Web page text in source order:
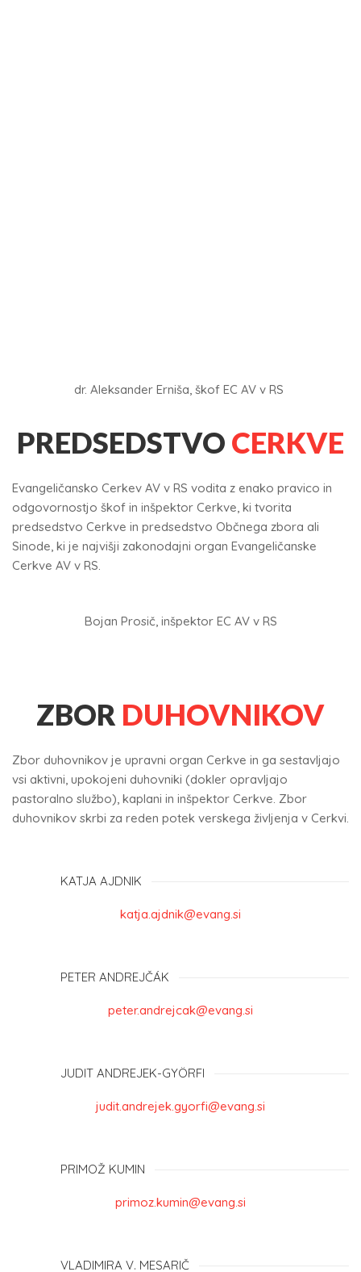
dr. Aleksander Erniša, škof EC AV v RS
PREDSEDSTVO CERKVE
Evangeličansko Cerkev AV v RS vodita z enako pravico in
odgovornostjo škof in inšpektor Cerkve, ki tvorita
predsedstvo Cerkve in predsedstvo Občnega zbora ali
Sinode, ki je najvišji zakonodajni organ Evangeličanske
Cerkve AV v RS.
Bojan Prosič, inšpektor EC AV v RS
ZBOR DUHOVNIKOV
Zbor duhovnikov je upravni organ Cerkve in ga sestavljajo
vsi aktivni, upokojeni duhovniki (dokler opravljajo
pastoralno službo), kaplani in inšpektor Cerkve. Zbor
duhovnikov skrbi za reden potek verskega življenja v Cerkvi.
KATJA AJDNIK
katja.ajdnik@evang.si
PETER ANDREJČÁK
peter.andrejcak@evang.si
JUDIT ANDREJEK-GYÖRFI
judit.andrejek.gyorfi@evang.si
PRIMOŽ KUMIN
primoz.kumin@evang.si
VLADIMIRA V. MESARIČ